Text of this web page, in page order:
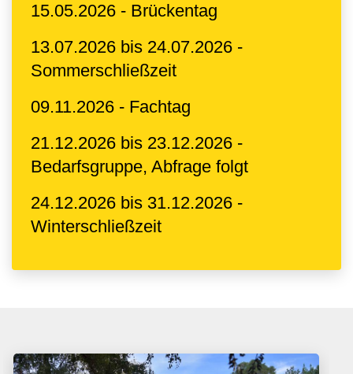
15.05.2026 - Brückentag
13.07.2026 bis 24.07.2026 -
Sommerschließzeit
09.11.2026 - Fachtag
21.12.2026 bis 23.12.2026 -
Bedarfsgruppe, Abfrage folgt
24.12.2026 bis 31.12.2026 -
Winterschließzeit